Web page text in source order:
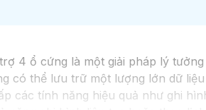
4 ổ cứng là một giải pháp lý
có thể lưu trữ một lượng lớn dữ
các tính năng hiệu quả như ghi